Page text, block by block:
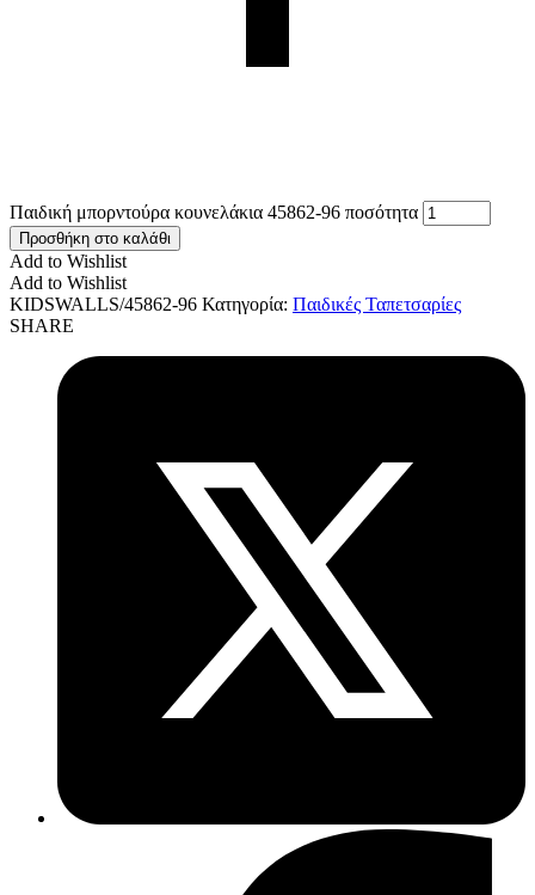
Παιδική μπορντούρα κουνελάκια 45862-96 ποσότητα
Προσθήκη στο καλάθι
Add to Wishlist
Add to Wishlist
KIDSWALLS/45862-96 Κατηγορία: Παιδικές Ταπετσαρίες
SHARE